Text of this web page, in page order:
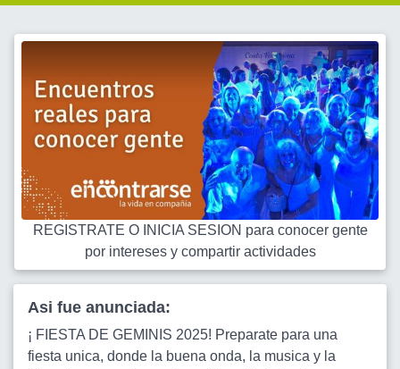
REGISTRATE O INICIA SESION para conocer gente
por intereses y compartir actividades
Asi fue anunciada:
¡ FIESTA DE GEMINIS 2025! Preparate para una
fiesta unica, donde la buena onda, la musica y la